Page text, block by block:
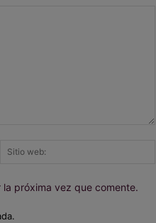
próxima vez que comente.